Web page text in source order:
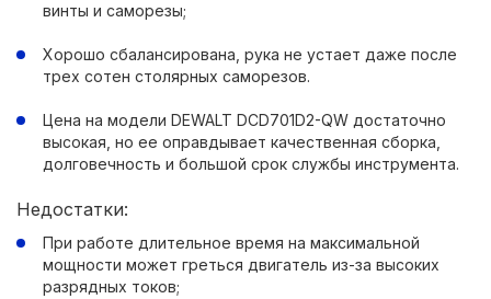
винты и саморезы;
Хорошо сбалансирована, рука не устает даже после
трех сотен столярных саморезов.
Цена на модели DEWALT DCD701D2-QW достаточно
высокая, но ее оправдывает качественная сборка,
долговечность и большой срок службы инструмента.
Недостатки:
При работе длительное время на максимальной
мощности может греться двигатель из-за высоких
разрядных токов;